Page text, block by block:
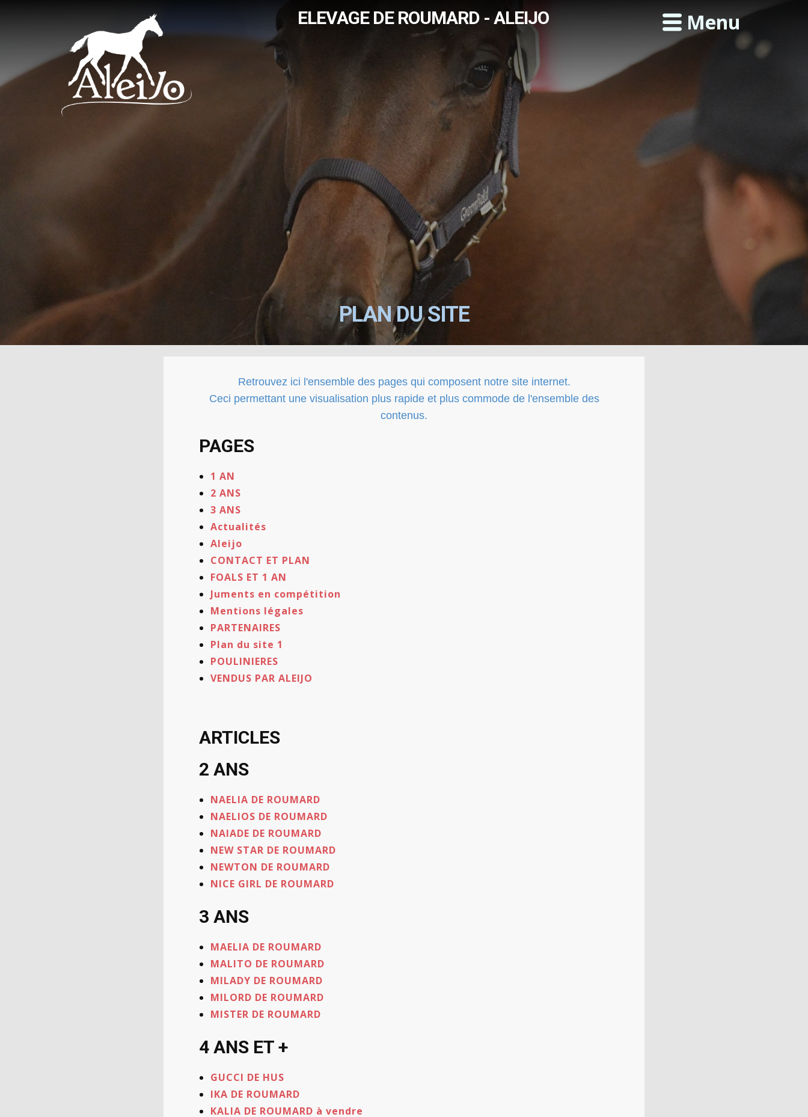
Menu
ELEVAGE DE ROUMARD - ALEIJO
PLAN DU SITE
Retrouvez ici l'ensemble des pages qui composent notre site internet.
Ceci permettant une visualisation plus rapide et plus commode de l'ensemble des
contenus.
PAGES
1 AN
2 ANS
3 ANS
Actualités
Aleijo
CONTACT ET PLAN
FOALS ET 1 AN
Juments en compétition
Mentions légales
PARTENAIRES
Plan du site 1
POULINIERES
VENDUS PAR ALEIJO
ARTICLES
2 ANS
NAELIA DE ROUMARD
NAELIOS DE ROUMARD
NAIADE DE ROUMARD
NEW STAR DE ROUMARD
NEWTON DE ROUMARD
NICE GIRL DE ROUMARD
3 ANS
MAELIA DE ROUMARD
MALITO DE ROUMARD
MILADY DE ROUMARD
MILORD DE ROUMARD
MISTER DE ROUMARD
4 ANS ET +
GUCCI DE HUS
IKA DE ROUMARD
KALIA DE ROUMARD à vendre